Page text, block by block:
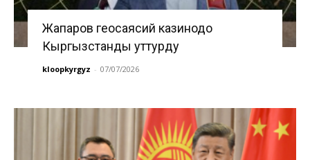
Жапаров геосаясий казинодо
Кыргызстанды уттурду
kloopkyrgyz - 07/07/2026